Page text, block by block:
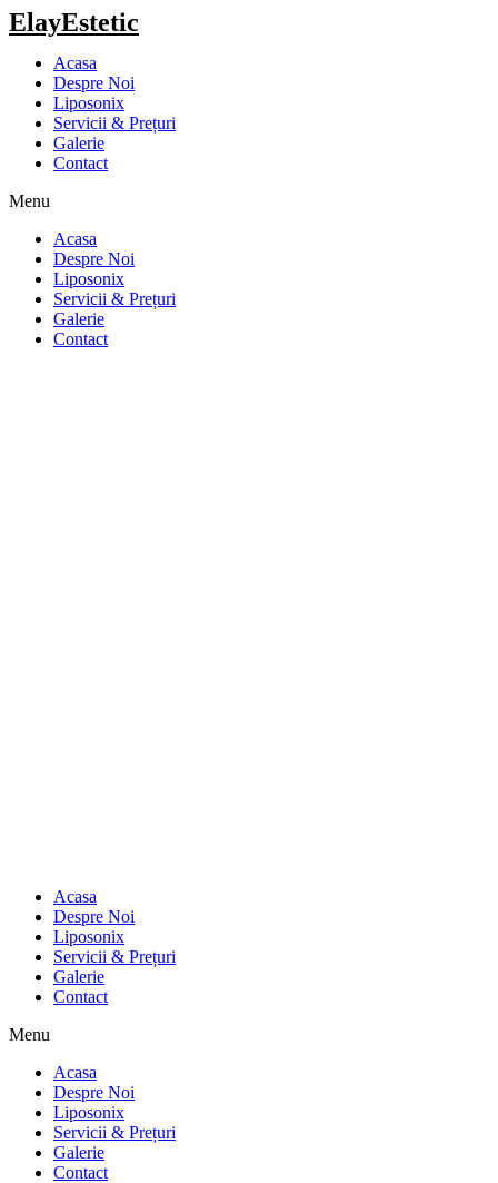
ElayEstetic
Acasa
Despre Noi
Liposonix
Servicii & Prețuri
Galerie
Contact
Menu
Acasa
Despre Noi
Liposonix
Servicii & Prețuri
Galerie
Contact
Acasa
Despre Noi
Liposonix
Servicii & Prețuri
Galerie
Contact
Menu
Acasa
Despre Noi
Liposonix
Servicii & Prețuri
Galerie
Contact